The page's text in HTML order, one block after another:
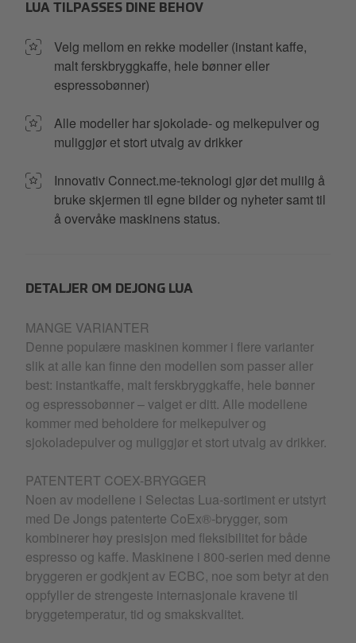
LUA TILPASSES DINE BEHOV
Velg mellom en rekke modeller (instant kaffe,
malt ferskbryggkaffe, hele bønner eller
espressobønner)
Alle modeller har sjokolade- og melkepulver og
muliggjør et stort utvalg av drikker
Innovativ Connect.me-teknologi gjør det mulilg å
bruke skjermen til egne bilder og nyheter samt til
å overvåke maskinens status.
DETALJER OM DEJONG LUA
MANGE VARIANTER
Denne populære maskinen kommer i flere varianter
slik at alle kan finne den modellen som passer aller
best: instantkaffe, malt ferskbryggkaffe, hele bønner
og espressobønner – valget er ditt. Alle modellene
kommer med beholdere for melkepulver og
sjokoladepulver og muliggjør et stort utvalg av drikker.
PATENTERT COEX-BRYGGER
Noen av modellene i Selectas Lua-sortiment er utstyrt
med De Jongs patenterte CoEx®-brygger, som
kombinerer høy presisjon med fleksibilitet for både
espresso og kaffe. Maskinene i 800-serien med denne
bryggeren er godkjent av ECBC, noe som betyr at den
oppfyller de strengeste internasjonale kravene til
bryggetemperatur, tid og smakskvalitet.